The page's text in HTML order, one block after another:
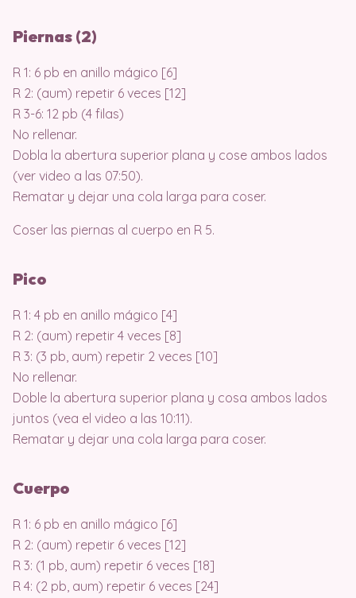
Piernas (2)
R 1: 6 pb en anillo mágico [6]
R 2: (aum) repetir 6 veces [12]
R 3-6: 12 pb (4 filas)
No rellenar.
Dobla la abertura superior plana y cose ambos lados
(ver video a las 07:50).
Rematar y dejar una cola larga para coser.
Coser las piernas al cuerpo en R 5.
Pico
R 1: 4 pb en anillo mágico [4]
R 2: (aum) repetir 4 veces [8]
R 3: (3 pb, aum) repetir 2 veces [10]
No rellenar.
Doble la abertura superior plana y cosa ambos lados
juntos (vea el video a las 10:11).
Rematar y dejar una cola larga para coser.
Cuerpo
R 1: 6 pb en anillo mágico [6]
R 2: (aum) repetir 6 veces [12]
R 3: (1 pb, aum) repetir 6 veces [18]
R 4: (2 pb, aum) repetir 6 veces [24]